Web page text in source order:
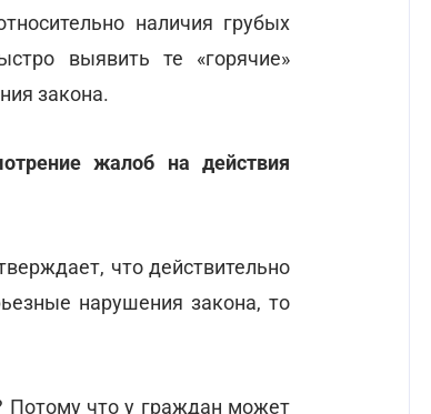
наличия грубых
выявить те «горячие»
закона.
жалоб на действия
что действительно
нарушения закона, то
Потому что у граждан может